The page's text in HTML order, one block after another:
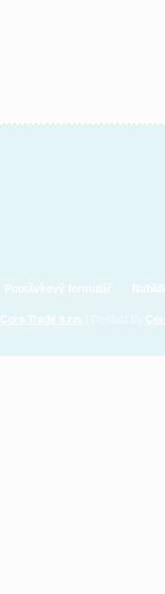
Poptávkový formulář
Core Trade s.r.o.